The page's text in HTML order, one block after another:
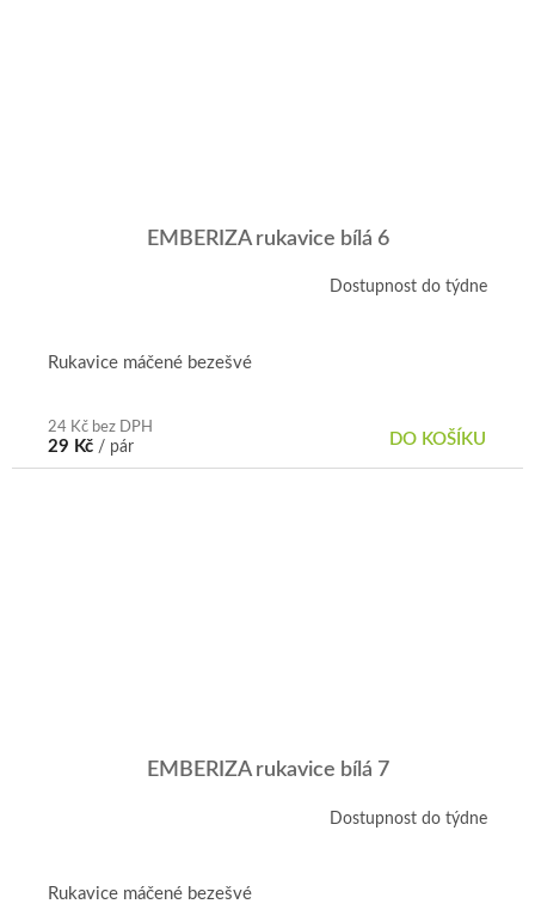
EMBERIZA rukavice bílá 6
Dostupnost do týdne
24 Kč bez DPH
29 Kč / pár DO KOŠÍKU
Rukavice máčené bezešvé
EMBERIZA rukavice bílá 7
Dostupnost do týdne
Rukavice máčené bezešvé